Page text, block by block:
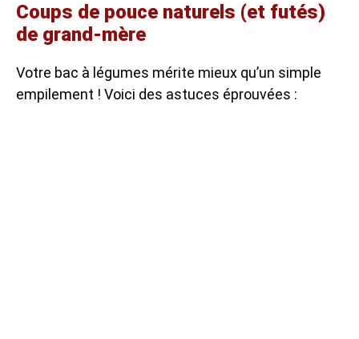
Coups de pouce naturels (et futés)
de grand-mère
Votre bac à légumes mérite mieux qu’un simple
empilement ! Voici des astuces éprouvées :